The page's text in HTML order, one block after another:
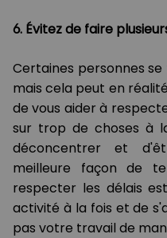
6. Évitez de faire
Certaines personnes
mais cela peut en
de vous aider à
sur trop de choses à
déconcentrer et
meilleure façon de
respecter les délais
activité à la fois et de
pas votre travail de